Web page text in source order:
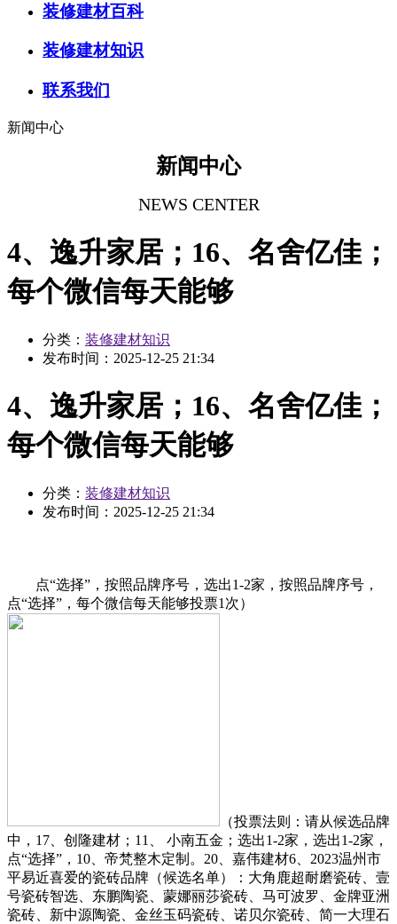
装修建材百科
装修建材知识
联系我们
新闻中心
新闻中心
NEWS CENTER
4、逸升家居；16、名舍亿佳；
每个微信每天能够
分类： 装修建材知识
发布时间： 2025-12-25 21:34
4、逸升家居；16、名舍亿佳；
每个微信每天能够
分类： 装修建材知识
发布时间： 2025-12-25 21:34
点“选择”，按照品牌序号，选出1-2家，按照品牌序号，
点“选择”，每个微信每天能够投票1次）
（投票法则：请从候选品牌
中，17、创隆建材；11、 小南五金；选出1-2家，选出1-2家，
点“选择”，10、帝梵整木定制。20、嘉伟建材6、2023温州市
平易近喜爱的瓷砖品牌（候选名单）：大角鹿超耐磨瓷砖、壹
号瓷砖智选、东鹏陶瓷、蒙娜丽莎瓷砖、马可波罗、金牌亚洲
瓷砖、新中源陶瓷、金丝玉码瓷砖、诺贝尔瓷砖、简一大理石